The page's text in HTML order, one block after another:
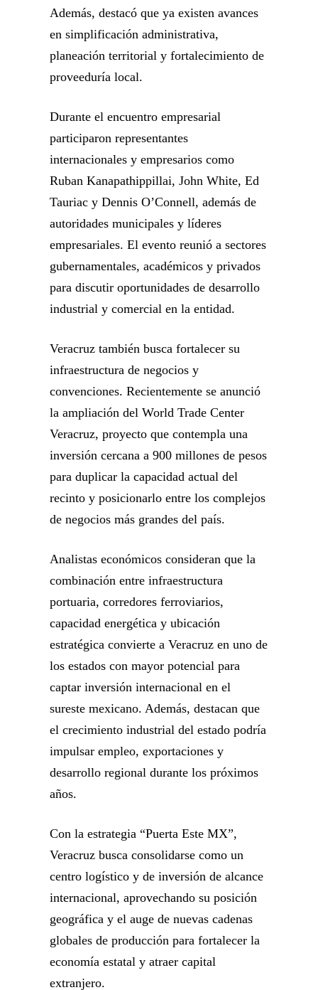
Además, destacó que ya existen avances
en simplificación administrativa,
planeación territorial y fortalecimiento de
proveeduría local.
Durante el encuentro empresarial
participaron representantes
internacionales y empresarios como
Ruban Kanapathippillai, John White, Ed
Tauriac y Dennis O’Connell, además de
autoridades municipales y líderes
empresariales. El evento reunió a sectores
gubernamentales, académicos y privados
para discutir oportunidades de desarrollo
industrial y comercial en la entidad.
Veracruz también busca fortalecer su
infraestructura de negocios y
convenciones. Recientemente se anunció
la ampliación del World Trade Center
Veracruz, proyecto que contempla una
inversión cercana a 900 millones de pesos
para duplicar la capacidad actual del
recinto y posicionarlo entre los complejos
de negocios más grandes del país.
Analistas económicos consideran que la
combinación entre infraestructura
portuaria, corredores ferroviarios,
capacidad energética y ubicación
estratégica convierte a Veracruz en uno de
los estados con mayor potencial para
captar inversión internacional en el
sureste mexicano. Además, destacan que
el crecimiento industrial del estado podría
impulsar empleo, exportaciones y
desarrollo regional durante los próximos
años.
Con la estrategia “Puerta Este MX”,
Veracruz busca consolidarse como un
centro logístico y de inversión de alcance
internacional, aprovechando su posición
geográfica y el auge de nuevas cadenas
globales de producción para fortalecer la
economía estatal y atraer capital
extranjero.